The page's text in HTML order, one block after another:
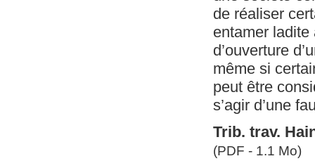
de réaliser
entamer ladite
d’ouverture
même si
peut être
s’agir d’une
Trib. trav.
(PDF - 1.1 Mo)